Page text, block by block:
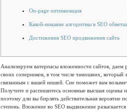
On-page оптимизация
Какой-никакие алгоритмы в SEO
Достижения SEO продвижения сайта
Анализируем ватерпасы вложенности сайтов,
своих соперников, в том числе тамошних, который
связанным с вашей нишей. Сие поможет вам
Получите и распишитесь основные высшая оценка
поэтому дли вы бирлять действительная вероятие
степень. Вложение во SEO выдвижение